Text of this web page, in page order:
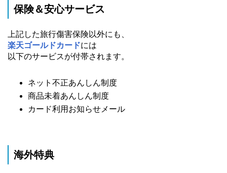
保険＆安心サービス
上記した旅行傷害保険以外にも、
楽天ゴールドカードには
以下のサービスが付帯されます。
ネット不正あんしん制度
商品未着あんしん制度
カード利用お知らせメール
海外特典